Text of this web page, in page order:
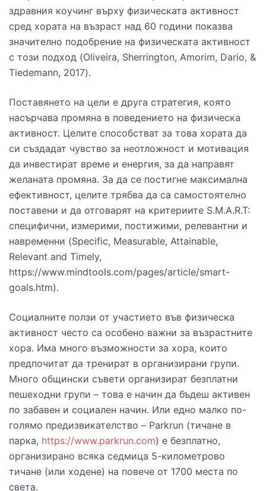
здравния коучинг върху физическата активност
сред хората на възраст над 60 години показва
значително подобрение на физическата активност
с този подход (Oliveira, Sherrington, Amorim, Dario, &
Tiedemann, 2017).
Поставянето на цели е друга стратегия, която
насърчава промяна в поведението на физическа
активност. Целите способстват за това хората да
си създадат чувство за неотложност и мотивация
да инвестират време и енергия, за да направят
желаната промяна. За да се постигне максимална
ефективност, целите трябва да са самостоятелно
поставени и да отговарят на критериите S.M.A.R.T:
специфични, измерими, постижими, релевантни и
навременни (Specific, Measurable, Attainable,
Relevant and Timely,
https://www.mindtools.com/pages/article/smart-
goals.htm).
Социалните ползи от участието във физическа
активност често са особено важни за възрастните
хора. Има много възможности за хора, които
предпочитат да тренират в организирани групи.
Много общински съвети организират безплатни
пешеходни групи – това е начин да бъдеш активен
по забавен и социален начин. Или едно малко по-
голямо предизвикателство – Parkrun (тичане в
парка, https://www.parkrun.com) е безплатно,
организирано всяка седмица 5-километрово
тичане (или ходене) на повече от 1700 места по
света.